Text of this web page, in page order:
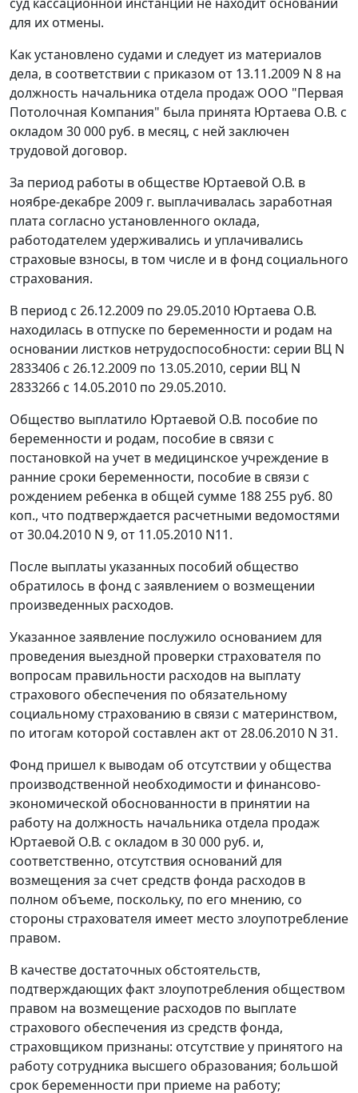
для их отмены.
Как установлено судами и следует из материалов
дела, в соответствии с приказом от 13.11.2009 N 8 на
должность начальника отдела продаж ООО "Первая
Потолочная Компания" была принята Юртаева О.В. с
окладом 30 000 руб. в месяц, с ней заключен
трудовой договор.
За период работы в обществе Юртаевой О.В. в
ноябре-декабре 2009 г. выплачивалась заработная
плата согласно установленного оклада,
работодателем удерживались и уплачивались
страховые взносы, в том числе и в фонд социального
страхования.
В период с 26.12.2009 по 29.05.2010 Юртаева О.В.
находилась в отпуске по беременности и родам на
основании листков нетрудоспособности: серии ВЦ N
2833406 с 26.12.2009 по 13.05.2010, серии ВЦ N
2833266 с 14.05.2010 по 29.05.2010.
Общество выплатило Юртаевой О.В. пособие по
беременности и родам, пособие в связи с
постановкой на учет в медицинское учреждение в
ранние сроки беременности, пособие в связи с
рождением ребенка в общей сумме 188 255 руб. 80
коп., что подтверждается расчетными ведомостями
от 30.04.2010 N 9, от 11.05.2010 N11.
После выплаты указанных пособий общество
обратилось в фонд с заявлением о возмещении
произведенных расходов.
Указанное заявление послужило основанием для
проведения выездной проверки страхователя по
вопросам правильности расходов на выплату
страхового обеспечения по обязательному
социальному страхованию в связи с материнством,
по итогам которой составлен акт от 28.06.2010 N 31.
Фонд пришел к выводам об отсутствии у общества
производственной необходимости и финансово-
экономической обоснованности в принятии на
работу на должность начальника отдела продаж
Юртаевой О.В. с окладом в 30 000 руб. и,
соответственно, отсутствия оснований для
возмещения за счет средств фонда расходов в
полном объеме, поскольку, по его мнению, со
стороны страхователя имеет место злоупотребление
правом.
В качестве достаточных обстоятельств,
подтверждающих факт злоупотребления обществом
правом на возмещение расходов по выплате
страхового обеспечения из средств фонда,
страховщиком признаны: отсутствие у принятого на
работу сотрудника высшего образования; большой
срок беременности при приеме на работу;